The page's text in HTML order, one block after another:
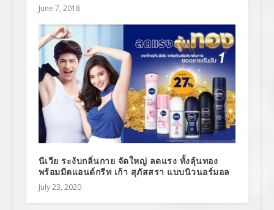
June 7, 2018
นีเวีย ระงับกลิ่นกาย จัดใหญ่ ลดแรง ทั้งลุ้นทอง
พร้อมมีตแอนด์กรีท เก้า สุภัสสรา แบบนิวนอร์มอล
July 23, 2020